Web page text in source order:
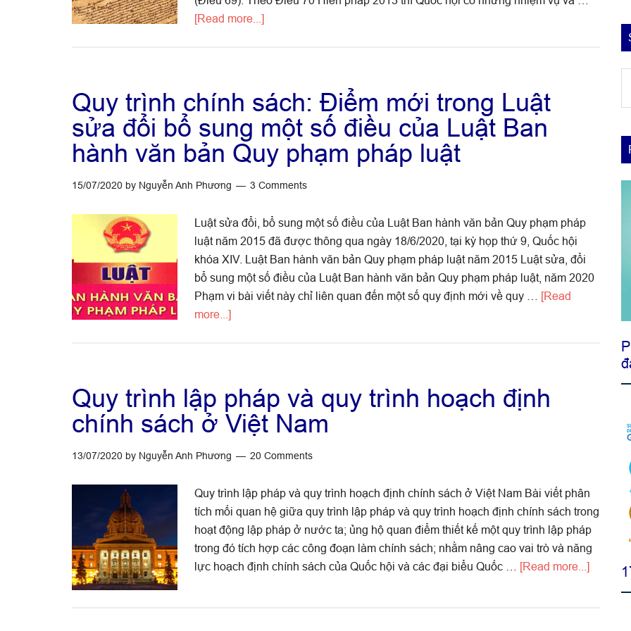
[Read more...]about
quyền
hạn
của
Quốc
hội
Quy trình chính sách: Điểm mới trong Luật
sửa đổi bổ sung một số điều của Luật Ban
hành văn bản Quy phạm pháp luật
15/07/2020 by Nguyễn Anh Phương 3 Comments
Luật sửa đổi, bổ sung một số điều của Luật Ban hành văn bản Quy phạm pháp
luật năm 2015 đã được thông qua ngày 18/6/2020, tại kỳ họp thứ 9, Quốc hội
khóa XIV. Luật Ban hành văn bản Quy phạm pháp luật năm 2015 Luật sửa, đổi
bổ sung một số điều của Luật Ban hành văn bản Quy phạm pháp luật, năm 2020
Phạm vi bài viết này chỉ liên quan đến một số quy định mới về quy …
[Read
more...]about
sách:
Điểm
mới
Luật
đổi
bổ
sung
một
số
Quy trình lập pháp và quy trình hoạch định
chính sách ở Việt Nam
13/07/2020 by Nguyễn Anh Phương 20 Comments
Quy trình lập pháp và quy trình hoạch định chính sách ở Việt Nam Bài viết phân
tích mối quan hệ giữa quy trình lập pháp và quy trình hoạch định chính sách trong
hoạt động lập pháp ở nước ta; ủng hộ quan điểm thiết kế một quy trình lập pháp
trong đó tích hợp các công đoạn làm chính sách; nhằm nâng cao vai trò và năng
lực hoạch định chính sách của Quốc hội và các đại biểu Quốc …
[Read more...]about